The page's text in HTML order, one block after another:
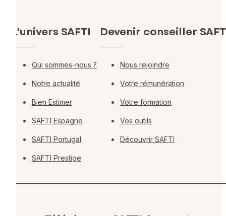
L'univers SAFTI
Qui sommes-nous ?
Notre actualité
Bien Estimer
SAFTI Espagne
SAFTI Portugal
SAFTI Prestige
Devenir conseiller
Nous rejoindre
Votre rémunération
Votre formation
Vos outils
Découvrir SAFTI